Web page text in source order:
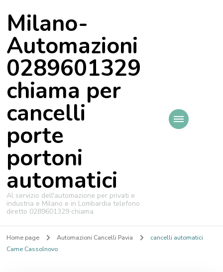
Milano-
Automazioni
0289601329
chiama per
cancelli
porte
portoni
automatici
Al servizio dell'automazione per privati e
industria e Milano e in Lombardia telefono
diretto 0289601329 chiama
Home page Automazioni Cancelli Pavia
cancelli automatici
Came Cassolnovo